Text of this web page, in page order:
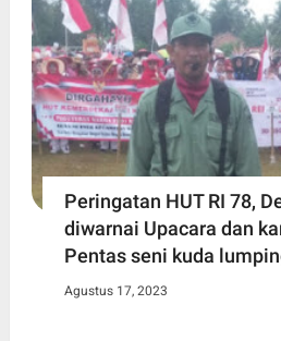
Peringatan HUT RI 78,
diwarnai Upacara dan
Pentas seni kuda
Agustus 17, 2023